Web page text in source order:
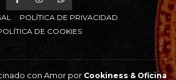
POLÍTICA DE PRIVACIDAD
DE COOKIES
con Amor por Cookiness & Oficina